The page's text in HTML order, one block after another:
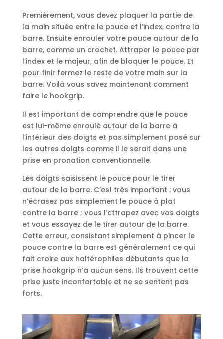
Premièrement, vous devez plaquer la partie de
la main située entre le pouce et l’index, contre la
barre. Ensuite enrouler votre pouce autour de la
barre, comme un crochet. Attraper le pouce par
l’index et le majeur, afin de bloquer le pouce. Et
pour finir fermez le reste de votre main sur la
barre. Voilà vous savez maintenant comment
faire le hookgrip.
Il est important de comprendre que le pouce
est lui-même enroulé autour de la barre à
l’intérieur des doigts et pas simplement posé sur
les autres doigts comme il le serait dans une
prise en pronation conventionnelle.
Les doigts saisissent le pouce pour le tirer
autour de la barre. C’est très important : vous
n’écrasez pas simplement le pouce à plat
contre la barre ; vous l’attrapez avec vos doigts
et vous essayez de le tirer autour de la barre.
Cette erreur, consistant simplement à pincer le
pouce contre la barre est généralement ce qui
fait croire aux haltérophiles débutants que la
prise hookgrip n’a aucun sens. Ils trouvent cette
prise juste inconfortable et ne se sentent pas
forts.